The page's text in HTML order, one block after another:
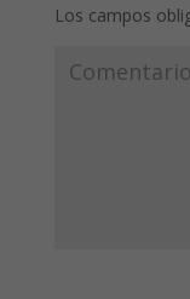
Los campos